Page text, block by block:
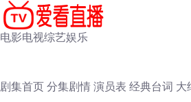
电影电视综艺娱乐
剧集首页 分集剧情 演员表 经典台词 大